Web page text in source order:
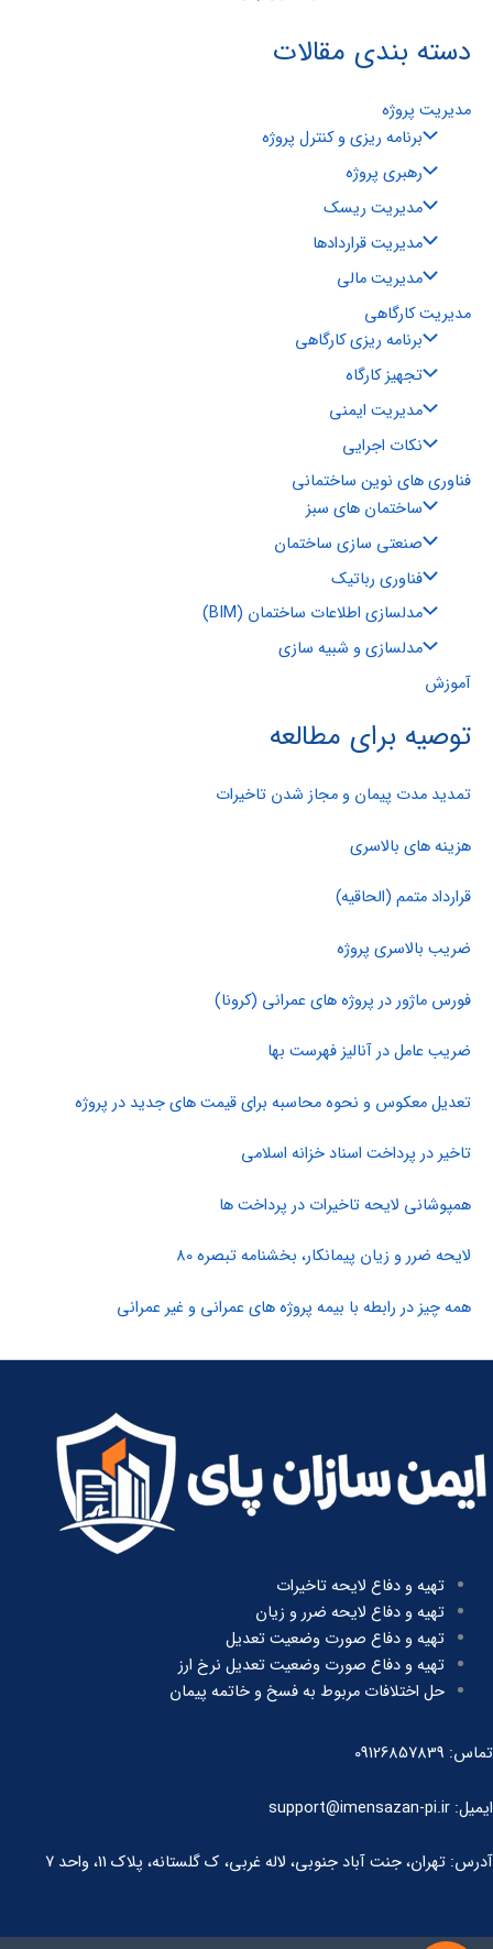
دسته بندی مقالات
مدیریت پروژه
برنامه ریزی و کنترل پروژه
رهبری پروژه
مدیریت ریسک
مدیریت قراردادها
مدیریت مالی
مدیریت کارگاهی
برنامه ریزی کارگاهی
تجهیز کارگاه
مدیریت ایمنی
نکات اجرایی
فناوری های نوین ساختمانی
ساختمان های سبز
صنعتی سازی ساختمان
فناوری رباتیک
مدلسازی اطلاعات ساختمان (BIM)
مدلسازی و شبیه سازی
آموزش
توصیه برای مطالعه
تمدید مدت پیمان و مجاز شدن تاخیرات
هزینه های بالاسری
قرارداد متمم (الحاقیه)
ضریب بالاسری پروژه
فورس ماژور در پروژه های عمرانی (کرونا)
ضریب عامل در آنالیز فهرست بها
تعدیل معکوس و نحوه محاسبه برای قیمت های جدید در پروژه
تاخیر در پرداخت اسناد خزانه اسلامی
همپوشانی لایحه تاخیرات در پرداخت ها
لایحه ضرر و زیان پیمانکار، بخشنامه تبصره 80
همه چیز در رابطه با بیمه پروژه های عمرانی و غیر عمرانی
تهیه و دفاع لایحه تاخیرات
تهیه و دفاع لایحه ضرر و زیان
تهیه و دفاع صورت وضعیت تعدیل
تهیه و دفاع صورت وضعیت تعدیل نرخ ارز
حل اختلافات مربوط به فسخ و خاتمه پیمان
تماس: 09126857839
ایمیل: support@imensazan-pi.ir
آدرس: تهران، جنت آباد جنوبی، لاله غربی، ک گلستانه، پلاک 11، واحد 7